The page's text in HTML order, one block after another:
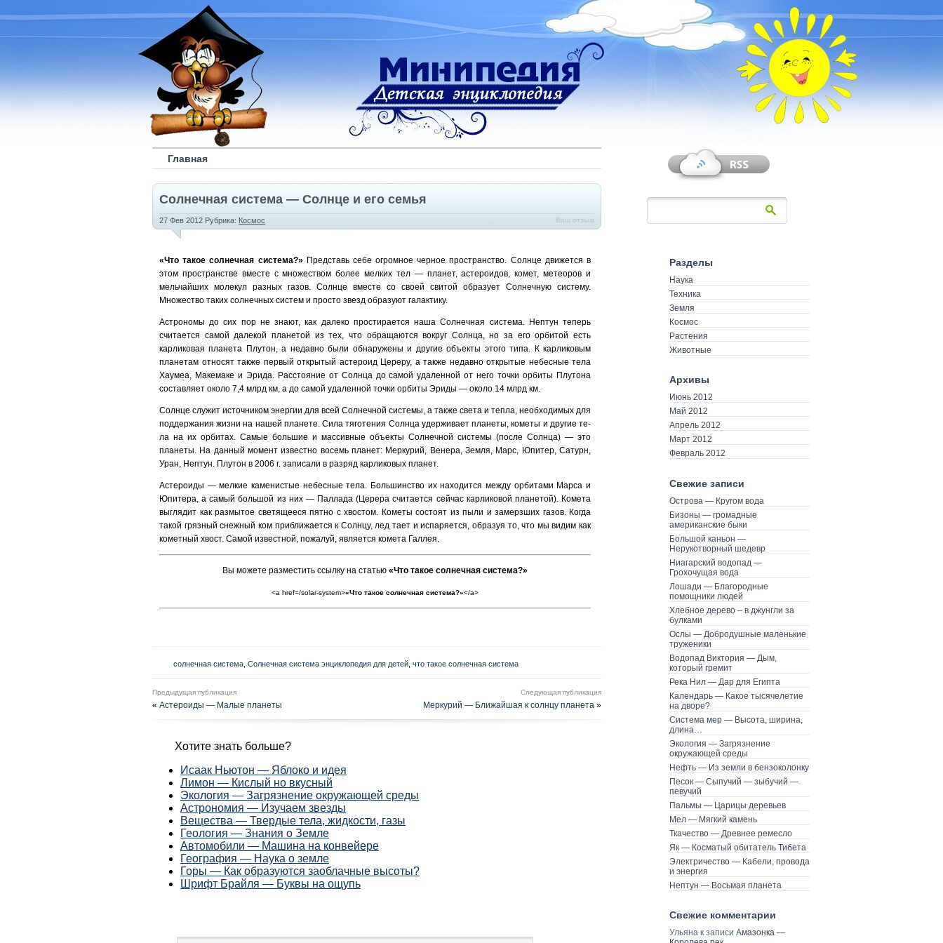
Главная
Солнечная система — Солнце и его семья
27 Фев 2012 Рубрика: Космос Ваш отзыв
«Что такое солнечная система?» Представь себе огромное черное пространство. Солнце дви­жется в
этом пространстве вместе с множеством более мелких тел — планет, астероидов, комет, метеоров и
мельчайших молекул разных газов. Солнце вместе со своей свитой образует Солнечную систему.
Множество таких солнечных систем и просто звезд образу­ют галактику.
Астрономы до сих пор не знают, как далеко простирается наша Сол­нечная система. Нептун теперь
считается самой далекой планетой из тех, что обращаются вокруг Солнца, но за его орбитой есть
карлико­вая планета Плутон, а недавно были обнаружены и другие объекты этого типа. К карликовым
планетам относят также первый открытый астеро­ид Цереру, а также недавно открытые небесные тела
Хаумеа, Макемаке и Эрида. Расстояние от Солнца до самой удаленной от него точки орбиты Плутона
составляет около 7,4 млрд км, а до самой удаленной точки орби­ты Эриды — около 14 млрд км.
Солнце служит источником энергии для всей Солнечной системы, а также света и тепла, необходимых для
поддержания жизни на нашей планете. Сила тяготения Солнца удерживает планеты, кометы и другие те­
ла на их орбитах. Самые большие и массивные объекты Солнечной сис­темы (после Солнца) — это
планеты. На данный момент известно восемь планет: Меркурий, Венера, Земля, Марс, Юпитер, Сатурн,
Уран, Не­птун. Плутон в 2006 г. записали в разряд карликовых планет.
Астероиды — мелкие каменистые небесные тела. Большинство их находится между орбитами Марса и
Юпитера, а самый большой из них — Паллада (Церера считается сейчас карликовой планетой). Комета
выглядит как размытое светящееся пятно с хвостом. Ко­меты состоят из пыли и замерзших газов. Когда
такой грязный снеж­ный ком приближается к Солнцу, лед тает и испаряется, образуя то, что мы видим как
кометный хвост. Самой известной, пожалуй, является комета Галлея.
Вы можете разместить ссылку на статью «Что такое солнечная система?»
<a href=/solar-system>«Что такое солнечная система?»</a>
солнечная система Солнечная система энциклопедия для детей что такое солнечная система
Предыдущая публикация
« Астероиды — Малые планеты
Следующая публикация
Меркурий — Ближайшая к солнцу планета »
Хотите знать больше?
Исаак Ньютон — Яблоко и идея
Лимон — Кислый но вкусный
Экология — Загрязнение окружающей среды
Астрономия — Изучаем звезды
Вещества — Твердые тела, жидкости, газы
Геология — Знания о Земле
Автомобили — Машина на конвейере
География — Наука о земле
Горы — Как образуются заоблачные высоты?
Шрифт Брайля — Буквы на ощупь
Разделы
Наука
Техника
Земля
Космос
Растения
Животные
Архивы
Июнь 2012
Май 2012
Апрель 2012
Март 2012
Февраль 2012
Свежие записи
Острова — Кругом вода
Бизоны — громадные
американские быки
Большой каньон —
Нерукотворный шедевр
Ниагарский водопад —
Грохочущая вода
Лошади — Благородные
помощники людей
Хлебное дерево – в джунгли за
булками
Ослы — Добродушные маленькие
труженики
Водопад Виктория — Дым,
который гремит
Река Нил — Дар для Египта
Календарь — Какое тысячелетие
на дворе?
Система мер — Высота, ширина,
длина…
Экология — Загрязнение
окружающей среды
Нефть — Из земли в бензоколонку
Песок — Сыпучий — зыбучий —
певучий
Пальмы — Царицы деревьев
Мел — Мягкий камень
Ткачество — Древнее ремесло
Як — Косматый обитатель Тибета
Электричество — Кабели, провода
и энергия
Нептун — Восьмая планета
Свежие комментарии
Ульяна к записи Амазонка —